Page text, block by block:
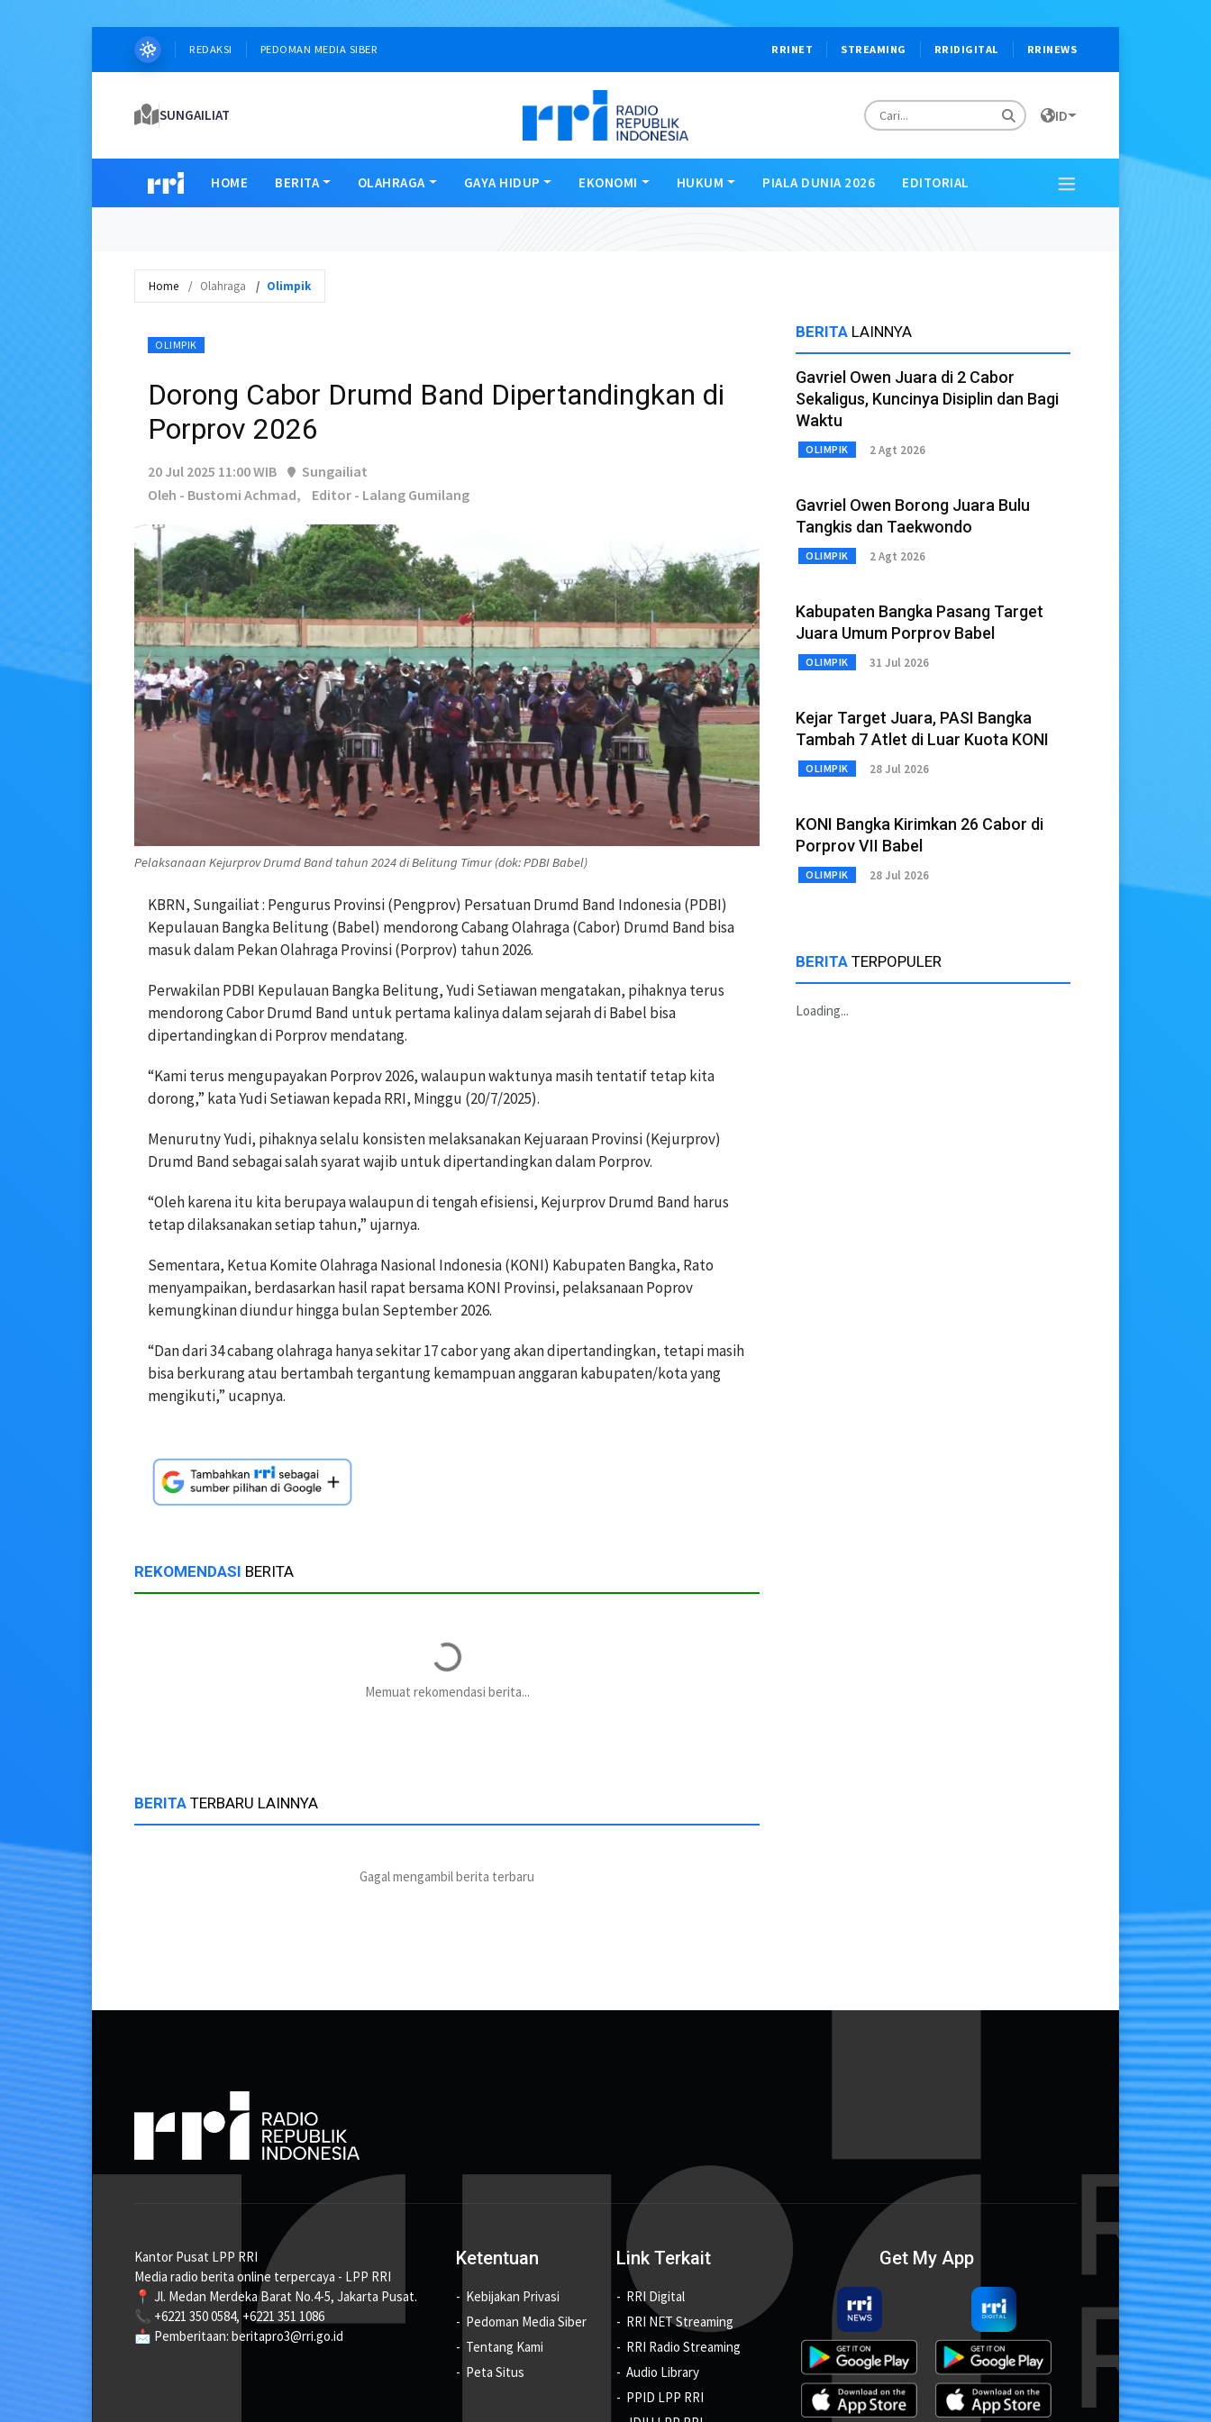
REDAKSI PEDOMAN MEDIA SIBER RRINET STREAMING RRIDIGITAL RRINEWS
SUNGAILIAT ID
HOME BERITA OLAHRAGA GAYA HIDUP EKONOMI HUKUM PIALA DUNIA 2026 EDITORIAL
Home Olahraga Olimpik
OLIMPIK
Dorong Cabor Drumd Band Dipertandingkan di
Porprov 2026
20 Jul 2025 11:00 WIB
Sungailiat
Oleh - Bustomi Achmad,
Editor - Lalang Gumilang
Pelaksanaan Kejurprov Drumd Band tahun 2024 di Belitung Timur (dok: PDBI Babel)
KBRN, Sungailiat : Pengurus Provinsi (Pengprov) Persatuan Drumd Band Indonesia (PDBI)
Kepulauan Bangka Belitung (Babel) mendorong Cabang Olahraga (Cabor) Drumd Band bisa
masuk dalam Pekan Olahraga Provinsi (Porprov) tahun 2026.
Perwakilan PDBI Kepulauan Bangka Belitung, Yudi Setiawan mengatakan, pihaknya terus
mendorong Cabor Drumd Band untuk pertama kalinya dalam sejarah di Babel bisa
dipertandingkan di Porprov mendatang.
“Kami terus mengupayakan Porprov 2026, walaupun waktunya masih tentatif tetap kita
dorong,” kata Yudi Setiawan kepada RRI, Minggu (20/7/2025).
Menurutny Yudi, pihaknya selalu konsisten melaksanakan Kejuaraan Provinsi (Kejurprov)
Drumd Band sebagai salah syarat wajib untuk dipertandingkan dalam Porprov.
“Oleh karena itu kita berupaya walaupun di tengah efisiensi, Kejurprov Drumd Band harus
tetap dilaksanakan setiap tahun,” ujarnya.
Sementara, Ketua Komite Olahraga Nasional Indonesia (KONI) Kabupaten Bangka, Rato
menyampaikan, berdasarkan hasil rapat bersama KONI Provinsi, pelaksanaan Poprov
kemungkinan diundur hingga bulan September 2026.
“Dan dari 34 cabang olahraga hanya sekitar 17 cabor yang akan dipertandingkan, tetapi masih
bisa berkurang atau bertambah tergantung kemampuan anggaran kabupaten/kota yang
mengikuti,” ucapnya.
REKOMENDASI BERITA
Memuat rekomendasi berita...
BERITA TERBARU LAINNYA
Gagal mengambil berita terbaru
BERITA LAINNYA
Gavriel Owen Juara di 2 Cabor
Sekaligus, Kuncinya Disiplin dan Bagi
Waktu
OLIMPIK 2 Agt 2026
Gavriel Owen Borong Juara Bulu
Tangkis dan Taekwondo
OLIMPIK 2 Agt 2026
Kabupaten Bangka Pasang Target
Juara Umum Porprov Babel
OLIMPIK 31 Jul 2026
Kejar Target Juara, PASI Bangka
Tambah 7 Atlet di Luar Kuota KONI
OLIMPIK 28 Jul 2026
KONI Bangka Kirimkan 26 Cabor di
Porprov VII Babel
OLIMPIK 28 Jul 2026
BERITA TERPOPULER
Loading...
Kantor Pusat LPP RRI
Media radio berita online terpercaya - LPP RRI
📍 Jl. Medan Merdeka Barat No.4-5, Jakarta Pusat.
📞 +6221 350 0584, +6221 351 1086
📩 Pemberitaan: beritapro3@rri.go.id
Ketentuan
Kebijakan Privasi
Pedoman Media Siber
Tentang Kami
Peta Situs
Link Terkait
RRI Digital
RRI NET Streaming
RRI Radio Streaming
Audio Library
PPID LPP RRI
Get My App